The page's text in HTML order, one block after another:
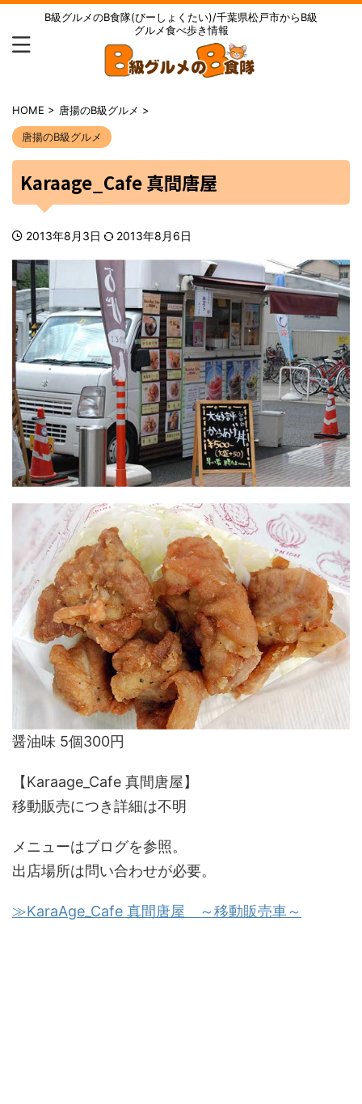
B級グルメのB食隊(びーしょくたい)/千葉県松戸市からB級
グルメ食べ歩き情報
HOME > 唐揚のB級グルメ >
唐揚のB級グルメ
Karaage_Cafe 真間唐屋
2013年8月3日 2013年8月6日
醤油味 5個300円
【Karaage_Cafe 真間唐屋】
移動販売につき詳細は不明
メニューはブログを参照。
出店場所は問い合わせが必要。
≫KaraAge_Cafe 真間唐屋 ～移動販売車～